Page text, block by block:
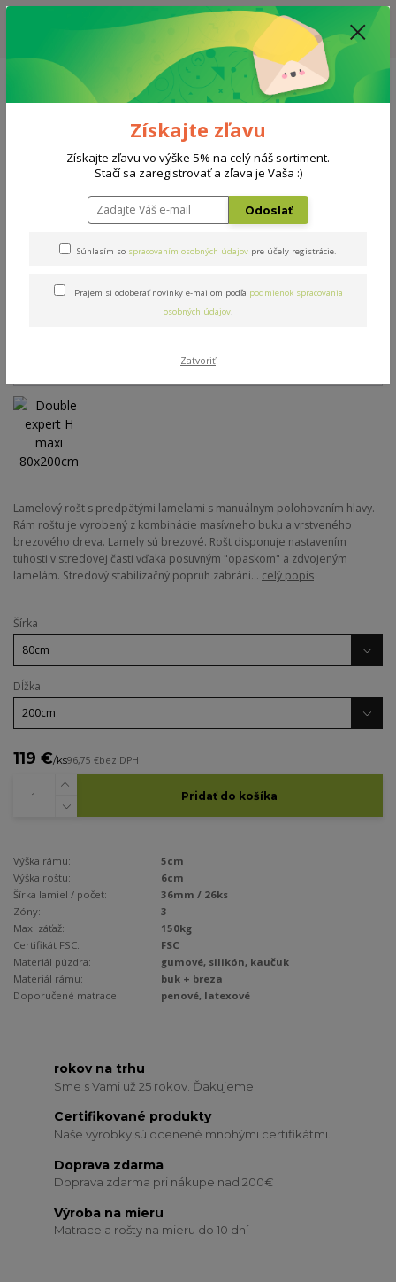
ZĽAVA: VŠETKY VYSTAVENÉ POSTELE ZA 400€ - CENA MATRACU A ROŠTU
PODĽA VÝBERU / DODACIA LEHOTA JE AKTUÁLNE 10-15 PRACOVNÝCH
Menu
0908 777 700 Po-So: 10-18 hod.
0
Double expert H maxi 80x200cm
Double expert H maxi
80x200cm
Lamelový rošt s predpätými lamelami s manuálnym polohovaním hlavy.
Rám roštu je vyrobený z kombinácie masívneho buku a vrstveného
brezového dreva. Lamely sú brezové. Rošt disponuje nastavením
tuhosti v stredovej časti vďaka posuvným "opaskom" a zdvojeným
lamelám. Stredový stabilizačný popruh zabráni... celý popis
Šírka
Dĺžka
119 €/ks96,75 €bez DPH
Pridať do košíka
Výška rámu:
5cm
Výška roštu:
6cm
Šírka lamiel / počet:
36mm / 26ks
Zóny:
3
Max. záťaž:
150kg
Certifikát FSC:
FSC
Materiál púzdra:
gumové, silikón, kaučuk
Materiál rámu:
buk + breza
Doporučené matrace:
penové, latexové
rokov na trhu
Sme s Vami už 25 rokov. Ďakujeme.
Certifikované produkty
Naše výrobky sú ocenené mnohými certifikátmi.
Doprava zdarma
Doprava zdarma pri nákupe nad 200€
Výroba na mieru
Matrace a rošty na mieru do 10 dní
Získajte zľavu
Získajte zľavu vo výške 5% na celý náš sortiment.
Stačí sa zaregistrovať a zľava je Vaša :)
Odoslať
Súhlasím so spracovaním osobných údajov pre účely registrácie.
Prajem si odoberať novinky e-mailom podľa podmienok spracovania
osobných údajov.
Zatvoriť